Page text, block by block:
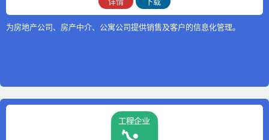
为房地产公司、房产中介、公寓公司提供销售及客户的信息化管理。